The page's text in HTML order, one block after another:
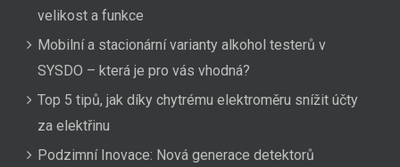
velikost a funkce
Mobilní a stacionární varianty alkohol testerů v
SYSDO – která je pro vás vhodná?
Top 5 tipů, jak díky chytrému elektroměru snížit účty
za elektřinu
Podzimní Inovace: Nová generace detektorů